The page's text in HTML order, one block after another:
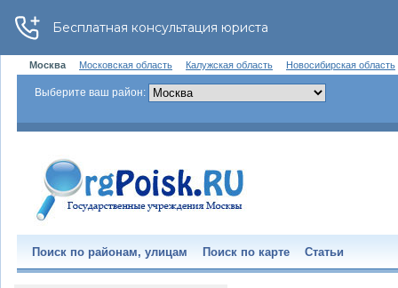
Москва Московская область Калужская область Новосибирская область
Выберите ваш район:
Поиск по районам, улицам Поиск по карте Статьи